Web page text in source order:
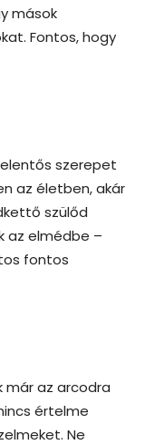
mások
Fontos, hogy
szerepet
az életben, akár
szülőd
az elmédbe –
fontos
már az arcodra
értelme
Ne